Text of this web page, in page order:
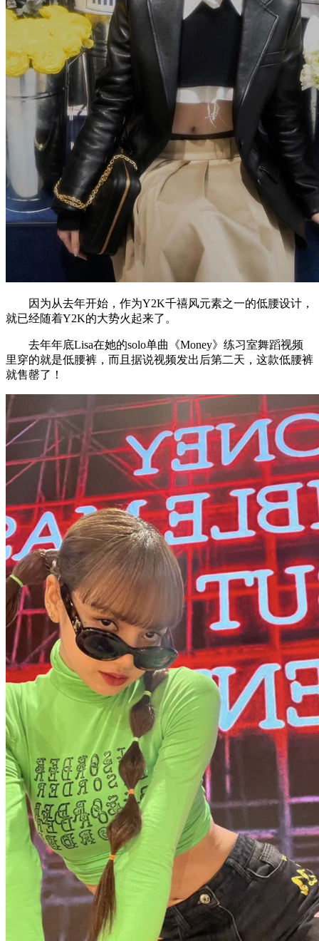
因为从去年开始，作为Y2K千禧风元素之一的低腰设计，
就已经随着Y2K的大势火起来了。
去年年底Lisa在她的solo单曲《Money》练习室舞蹈视频
里穿的就是低腰裤，而且据说视频发出后第二天，这款低腰裤
就售罄了！